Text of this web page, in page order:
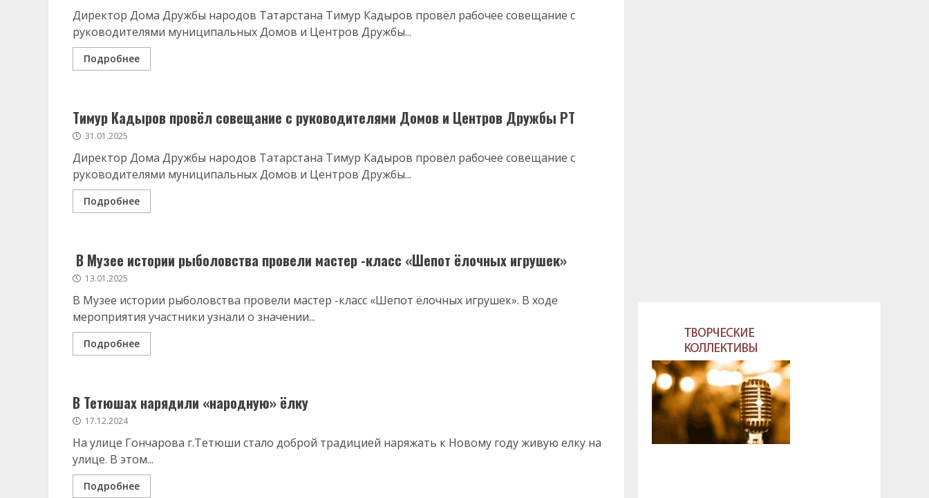
Директор Дома Дружбы народов Татарстана Тимур Кадыров провёл рабочее совещание с
руководителями муниципальных Домов и Центров Дружбы...
Подробнее
Тимур Кадыров провёл совещание с руководителями Домов и Центров Дружбы РТ
31.01.2025
Директор Дома Дружбы народов Татарстана Тимур Кадыров провёл рабочее совещание с
руководителями муниципальных Домов и Центров Дружбы...
Подробнее
В Музее истории рыболовства провели мастер -класс «Шепот ёлочных игрушек»
13.01.2025
В Музее истории рыболовства провели мастер -класс «Шепот ёлочных игрушек». В ходе
мероприятия участники узнали о значении...
Подробнее
В Тетюшах нарядили «народную» ёлку
17.12.2024
На улице Гончарова г.Тетюши стало доброй традицией наряжать к Новому году живую елку на
улице. В этом...
Подробнее